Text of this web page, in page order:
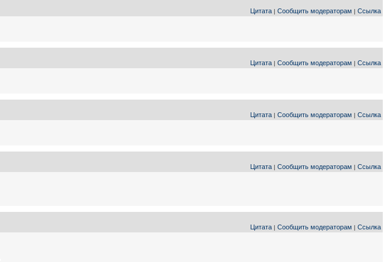
Цитата | Сообщить модераторам | Ссылка
Цитата | Сообщить модераторам | Ссылка
Цитата | Сообщить модераторам | Ссылка
Цитата | Сообщить модераторам | Ссылка
Цитата | Сообщить модераторам | Ссылка